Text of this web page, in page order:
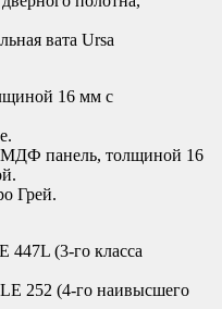
вата Ursa
16 мм с
МДФ панель, толщиной 16
Грей.
(3-го класса
252 (4-го наивысшего